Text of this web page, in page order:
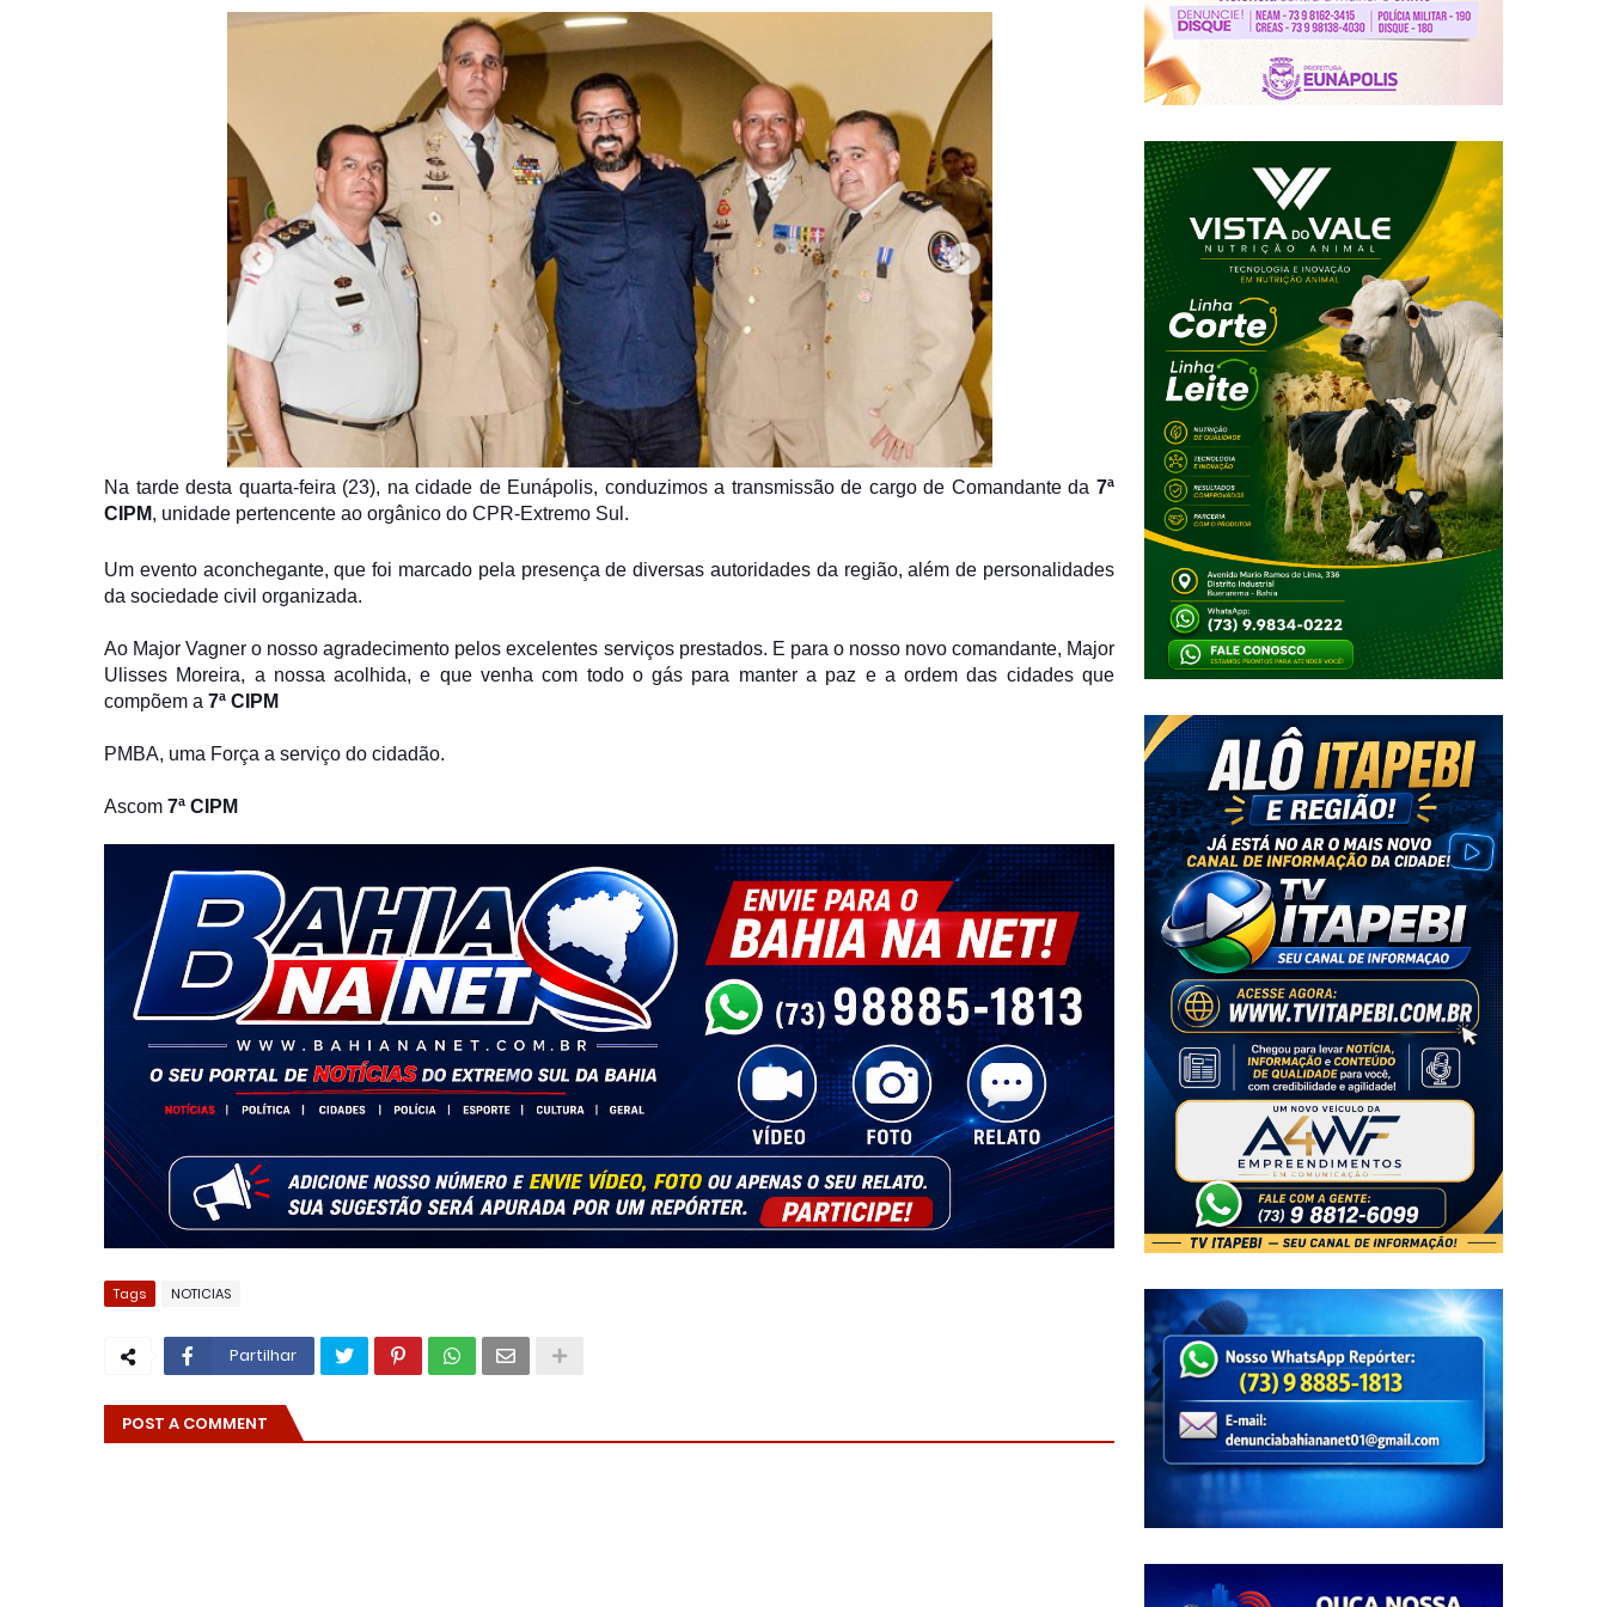
Na tarde desta quarta-feira (23), na cidade de Eunápolis, conduzimos a transmissão de cargo de Comandante da 7ª
CIPM, unidade pertencente ao orgânico do CPR-Extremo Sul.
Um evento aconchegante, que foi marcado pela presença de diversas autoridades da região, além de personalidades
da sociedade civil organizada.
Ao Major Vagner o nosso agradecimento pelos excelentes serviços prestados. E para o nosso novo comandante, Major
Ulisses Moreira, a nossa acolhida, e que venha com todo o gás para manter a paz e a ordem das cidades que
compõem a 7ª CIPM
PMBA, uma Força a serviço do cidadão.
Ascom 7ª CIPM
Tags NOTICIAS
Partilhar
POST A COMMENT